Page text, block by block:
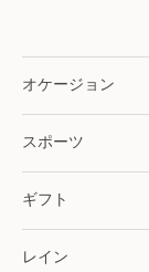
オケージョン
スポーツ
ギフト
レイン